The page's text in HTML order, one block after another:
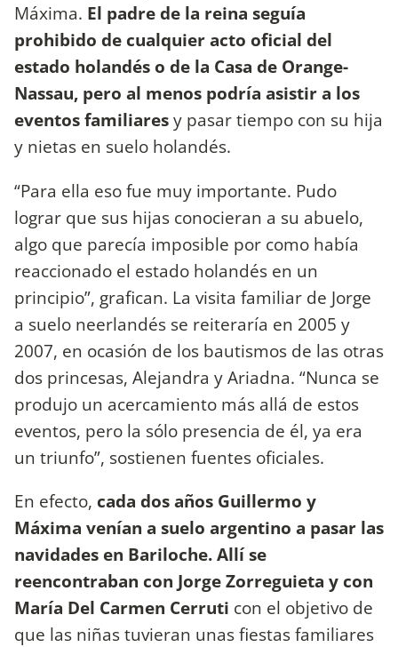
Máxima. El padre de la reina seguía
prohibido de cualquier acto oficial del
estado holandés o de la Casa de Orange-
Nassau, pero al menos podría asistir a los
eventos familiaresy pasar tiempo con su hija
y nietas en suelo holandés.
“Para ella eso fue muy importante. Pudo
lograr que sus hijas conocieran a su abuelo,
algo que parecía imposible por como había
reaccionado el estado holandés en un
principio”, grafican. La visita familiar de Jorge
a suelo neerlandés se reiteraría en 2005 y
2007, en ocasión de los bautismos de las otras
dos princesas, Alejandra y Ariadna. “Nunca se
produjo un acercamiento más allá de estos
eventos, pero la sólo presencia de él, ya era
un triunfo”, sostienen fuentes oficiales.
En efecto, cada dos años Guillermo y
Máxima venían a suelo argentino a pasar las
navidades en Bariloche. Allí se
reencontraban con Jorge Zorreguieta y con
María Del Carmen Cerruti con el objetivo de
que las niñas tuvieran unas fiestas familiares